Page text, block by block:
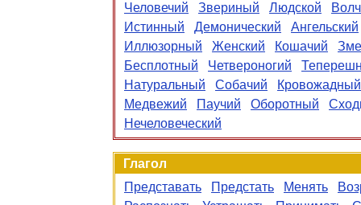
Человечий
Звериный Людской
Истинный
Демонический
Ангельский
Иллюзорный
Женский Кошачий
Бесплотный
Четвероногий
Натуральный
Собачий
Кровожадный
Медвежий
Паучий Оборотный
Нечеловеческий
Глагол
Представать
Предстать Менять